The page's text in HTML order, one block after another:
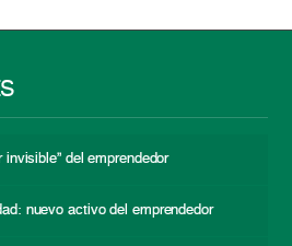
invisible” del emprendedor
nuevo activo del emprendedor